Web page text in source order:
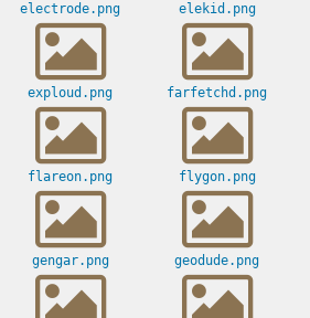
electrode.png elekid.png
exploud.png farfetchd.png
flareon.png flygon.png
gengar.png geodude.png